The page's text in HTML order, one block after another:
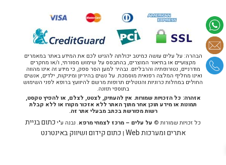
הבהרה: על עלים עושה כמיטב יכולתה להגיש לכם את המידע באתר במאמרים
מקצועיים או בתיאור המוצרים, בהתבסס על שימוש מסורתי, ו/או מחקרים
מודרניים, נטורופתיה והרבליזם. נבהיר למען הסר ספק, כי מידע זה אינו מהווה
ואינו מחליף המלצה רפואית מוסמכת. על נשים בהיריון ומיניקות, ילדים, אנשים
החולים במחלות כרוניות והנוטלים תרופות מרשם להיוועץ ברופא לפני השימוש
בתוספי תזונה.
אזהרה: כל הזכויות שמורות. אין להעתיק, לצטט, לצלם, או להפיץ טקסט,
תמונות או מידע תוכן אחר מתוך האתר ללא אזכור מקורו או ללא קבלת
רשות מפורשת בכתב מבעלי אתר זה.
כל זכויות שמורות © על עלים – מרכז לצמחי מרפא. נבנה ע"יכתום בניית
אתרים ומערכות Web
| כתום קידום ושיווק באינטרנט